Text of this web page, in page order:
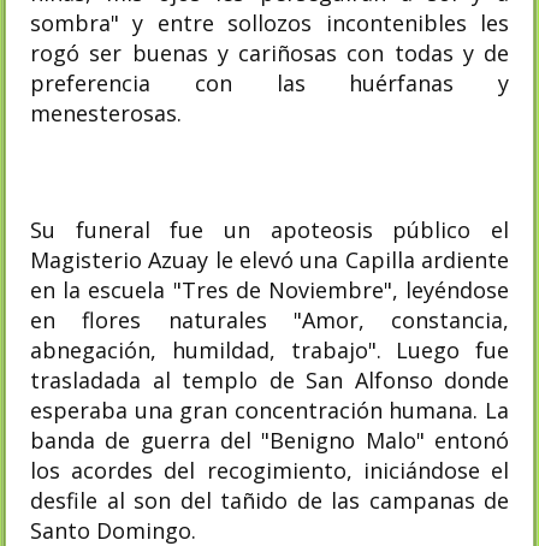
sombra" y entre sollozos incontenibles les
rogó ser buenas y cariñosas con todas y de
preferencia con las huérfanas y
menesterosas.
Su funeral fue un apoteosis público el
Magisterio Azuay le elevó una Capilla ardiente
en la escuela "Tres de Noviembre", leyéndose
en flores naturales "Amor, constancia,
abnegación, humildad, trabajo". Luego fue
trasladada al templo de San Alfonso donde
esperaba una gran concentración humana. La
banda de guerra del "Benigno Malo" entonó
los acordes del recogimiento, iniciándose el
desfile al son del tañido de las campanas de
Santo Domingo.